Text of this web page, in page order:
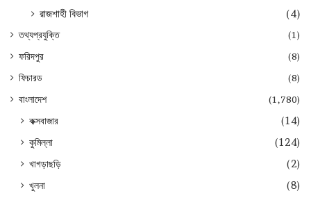
রাজশাহী বিভাগ
(4)
তথ্যপ্রযুক্তি
(1)
ফরিদপুর
(8)
ফিচারড
(8)
বাংলাদেশ
(1,780)
কক্সবাজার
(14)
কুমিল্লা
(124)
খাগড়াছড়ি
(2)
খুলনা
(8)